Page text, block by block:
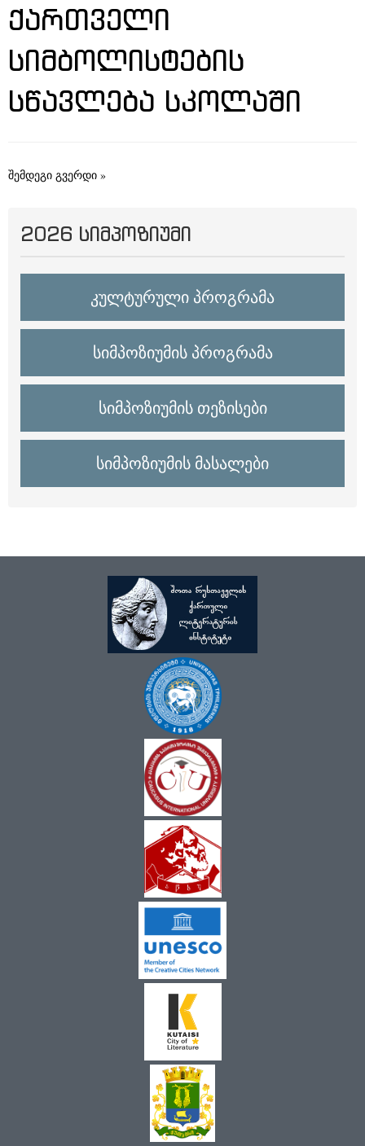
ᲥᲐᲠᲗᲕᲔᲚᲘ
ᲡᲘᲛᲑᲝᲚᲘᲡᲢᲔᲑᲘᲡ
ᲡᲬᲐᲕᲚᲔᲑᲐ ᲡᲙᲝᲚᲐᲨᲘ
შემდეგი გვერდი »
2026 ᲡᲘᲛᲞᲝᲖᲘᲣᲛᲘ
კულტურული პროგრამა
სიმპოზიუმის პროგრამა
სიმპოზიუმის თეზისები
სიმპოზიუმის მასალები